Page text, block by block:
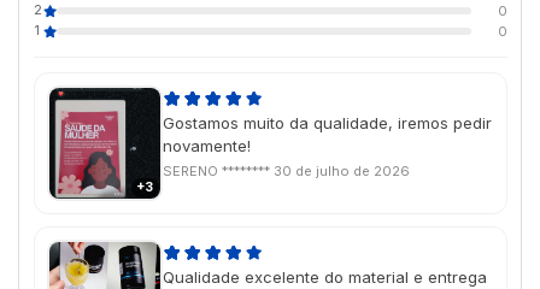
2
0
1
0
+3
Gostamos muito da qualidade, iremos pedir
novamente!
SERENO ******** 30 de julho de 2026
Qualidade excelente do material e entrega